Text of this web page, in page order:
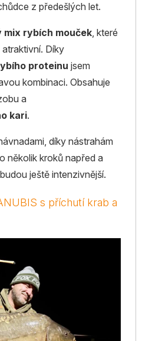
z předešlých let.
mix rybích mouček, které
Díky
proteinu jsem
kombinaci. Obsahuje
a
kari.
díky nástrahám
několik kroků napřed a
ještě intenzivnější.
s příchutí krab a